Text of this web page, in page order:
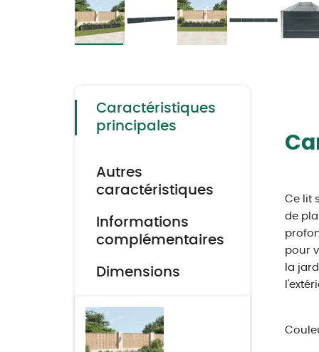
the
imagesCaractéristiques
principales
Autres
caractéristiques
Informations
complémentaires
Dimensions
Ce lit
de
pour
la